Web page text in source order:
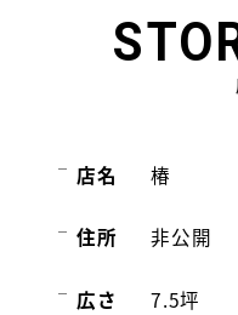
店名 椿
住所 非公開
広さ 7.5坪